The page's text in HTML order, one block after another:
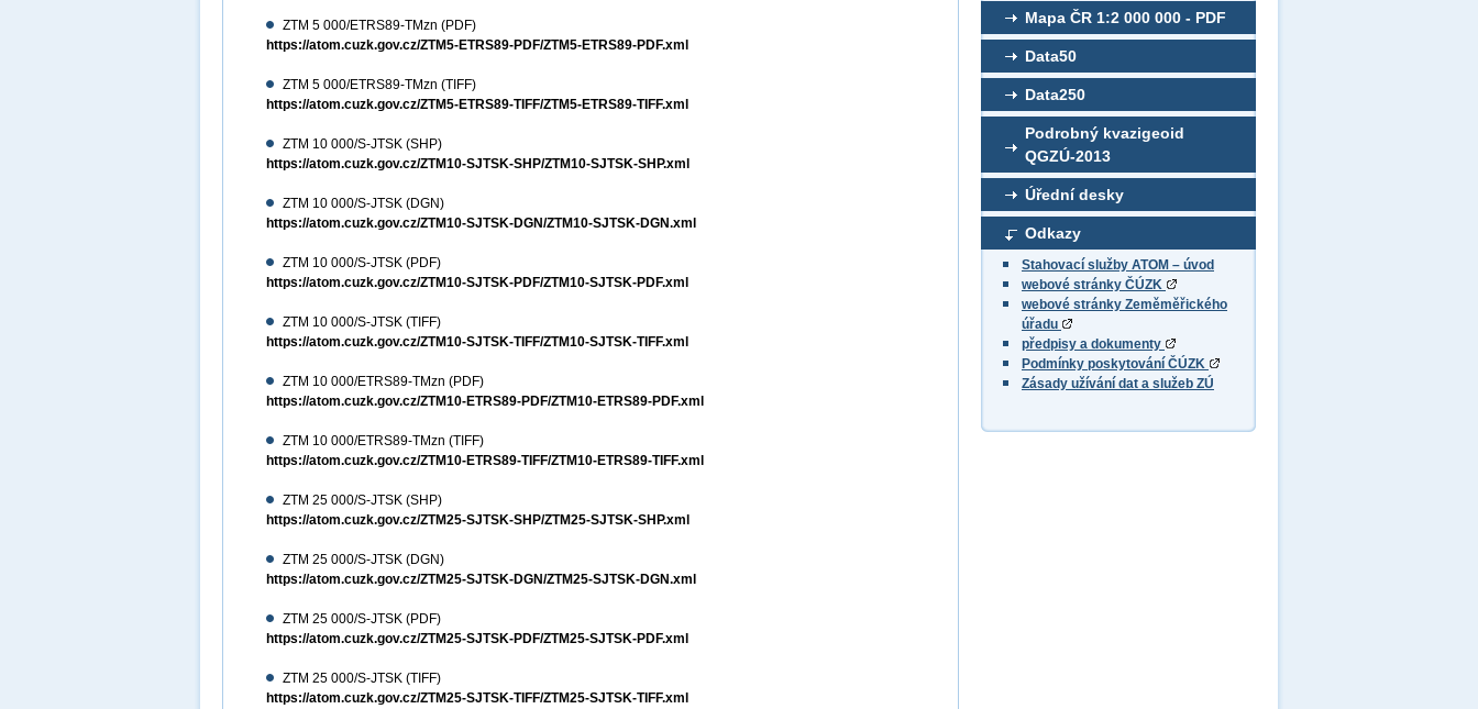
Mapa ČR 1:2 000 000 - PDF
Data50
Data250
Podrobný kvazigeoid
QGZÚ-2013
Úřední desky
Odkazy
Stahovací služby ATOM – úvod
webové stránky ČÚZK
webové stránky Zeměměřického
úřadu
předpisy a dokumenty
Podmínky poskytování ČÚZK
Zásady užívání dat a služeb ZÚ
ZTM 5 000/ETRS89-TMzn (PDF)
https://atom.cuzk.gov.cz/ZTM5-ETRS89-PDF/ZTM5-ETRS89-PDF.xml
ZTM 5 000/ETRS89-TMzn (TIFF)
https://atom.cuzk.gov.cz/ZTM5-ETRS89-TIFF/ZTM5-ETRS89-TIFF.xml
ZTM 10 000/S-JTSK (SHP)
https://atom.cuzk.gov.cz/ZTM10-SJTSK-SHP/ZTM10-SJTSK-SHP.xml
ZTM 10 000/S-JTSK (DGN)
https://atom.cuzk.gov.cz/ZTM10-SJTSK-DGN/ZTM10-SJTSK-DGN.xml
ZTM 10 000/S-JTSK (PDF)
https://atom.cuzk.gov.cz/ZTM10-SJTSK-PDF/ZTM10-SJTSK-PDF.xml
ZTM 10 000/S-JTSK (TIFF)
https://atom.cuzk.gov.cz/ZTM10-SJTSK-TIFF/ZTM10-SJTSK-TIFF.xml
ZTM 10 000/ETRS89-TMzn (PDF)
https://atom.cuzk.gov.cz/ZTM10-ETRS89-PDF/ZTM10-ETRS89-PDF.xml
ZTM 10 000/ETRS89-TMzn (TIFF)
https://atom.cuzk.gov.cz/ZTM10-ETRS89-TIFF/ZTM10-ETRS89-TIFF.xml
ZTM 25 000/S-JTSK (SHP)
https://atom.cuzk.gov.cz/ZTM25-SJTSK-SHP/ZTM25-SJTSK-SHP.xml
ZTM 25 000/S-JTSK (DGN)
https://atom.cuzk.gov.cz/ZTM25-SJTSK-DGN/ZTM25-SJTSK-DGN.xml
ZTM 25 000/S-JTSK (PDF)
https://atom.cuzk.gov.cz/ZTM25-SJTSK-PDF/ZTM25-SJTSK-PDF.xml
ZTM 25 000/S-JTSK (TIFF)
https://atom.cuzk.gov.cz/ZTM25-SJTSK-TIFF/ZTM25-SJTSK-TIFF.xml